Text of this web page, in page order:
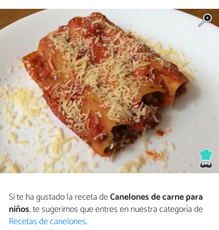
Si te ha gustado la receta deCanelones de carne para
niños, te sugerimos que entres en nuestra categoría de
Recetas de canelones.